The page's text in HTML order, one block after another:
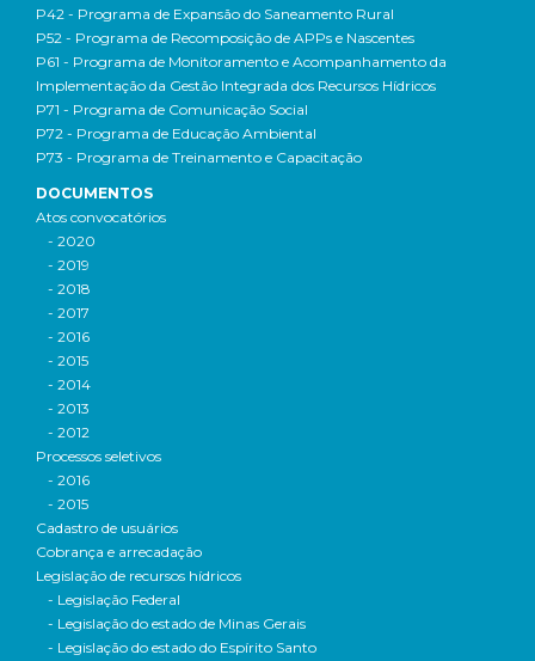
P42 - Programa de Expansão do Saneamento Rural
P52 - Programa de Recomposição de APPs e Nascentes
P61 - Programa de Monitoramento e Acompanhamento da
Implementação da Gestão Integrada dos Recursos Hídricos
P71 - Programa de Comunicação Social
P72 - Programa de Educação Ambiental
P73 - Programa de Treinamento e Capacitação
DOCUMENTOS
Atos convocatórios
- 2020
- 2019
- 2018
- 2017
- 2016
- 2015
- 2014
- 2013
- 2012
Processos seletivos
- 2016
- 2015
Cadastro de usuários
Cobrança e arrecadação
Legislação de recursos hídricos
- Legislação Federal
- Legislação do estado de Minas Gerais
- Legislação do estado do Espírito Santo